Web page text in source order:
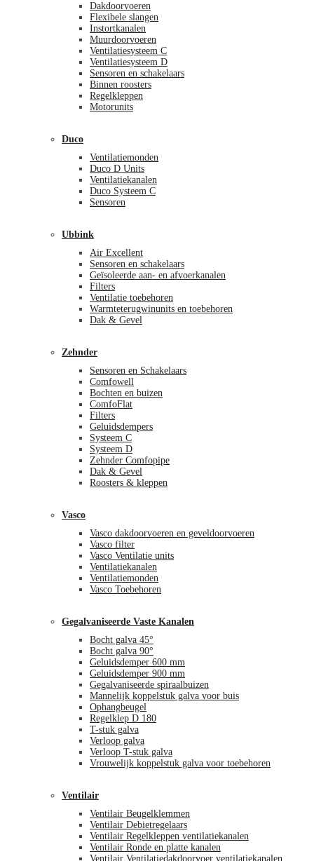
Dakdoorvoeren
Flexibele slangen
Instortkanalen
Muurdoorvoeren
Ventilatiesysteem C
Ventilatiesysteem D
Sensoren en schakelaars
Binnen roosters
Regelkleppen
Motorunits
Duco
Ventilatiemonden
Duco D Units
Ventilatiekanalen
Duco Systeem C
Sensoren
Ubbink
Air Excellent
Sensoren en schakelaars
Geïsoleerde aan- en afvoerkanalen
Filters
Ventilatie toebehoren
Warmteterugwinunits en toebehoren
Dak & Gevel
Zehnder
Sensoren en Schakelaars
Comfowell
Bochten en buizen
ComfoFlat
Filters
Geluidsdempers
Systeem C
Systeem D
Zehnder Comfopipe
Dak & Gevel
Roosters & kleppen
Vasco
Vasco dakdoorvoeren en geveldoorvoeren
Vasco filter
Vasco Ventilatie units
Ventilatiekanalen
Ventilatiemonden
Vasco Toebehoren
Gegalvaniseerde Vaste Kanalen
Bocht galva 45°
Bocht galva 90°
Geluidsdemper 600 mm
Geluidsdemper 900 mm
Gegalvaniseerde spiraalbuizen
Mannelijk koppelstuk galva voor buis
Ophangbeugel
Regelklep D 180
T-stuk galva
Verloop galva
Verloop T-stuk galva
Vrouwelijk koppelstuk galva voor toebehoren
Ventilair
Ventilair Beugelklemmen
Ventilair Debietregelaars
Ventilair Regelkleppen ventilatiekanalen
Ventilair Ronde en platte kanalen
Ventilair Ventilatiedakdoorvoer ventilatiekanalen